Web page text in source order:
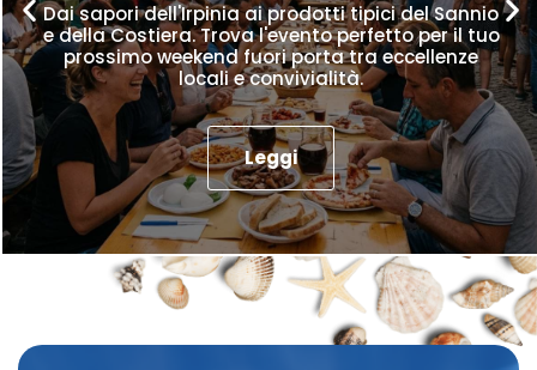
Dai sapori dell'Irpinia ai prodotti tipici del Sannio
e della Costiera. Trova l'evento perfetto per il tuo
prossimo weekend fuori porta tra eccellenze
locali e convivialità.
Leggi